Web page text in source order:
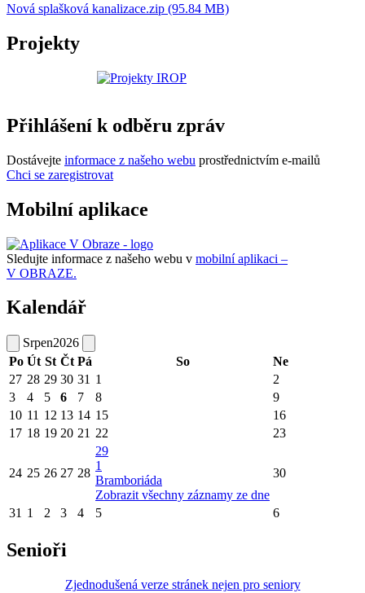
Nová splašková kanalizace.zip (95.84 MB)
Projekty
Přihlášení k odběru zpráv
Dostávejte informace z našeho webu prostřednictvím e-mailů
Chci se zaregistrovat
Mobilní aplikace
Sledujte informace z našeho webu v mobilní aplikaci –
V OBRAZE.
Kalendář
Srpen2026
Po Út St Čt Pá So
Ne
27 28 29 30 31 1
2
3
4 5 6 7 8
9
10 11 12 13 14 15
16
17 18 19 20 21 22 23
24 25 26 27 28
29
1
Bramboriáda
Zobrazit všechny záznamy ze dne
30
31 1 2 3 4 5 6
Senioři
Zjednodušená verze stránek nejen pro seniory